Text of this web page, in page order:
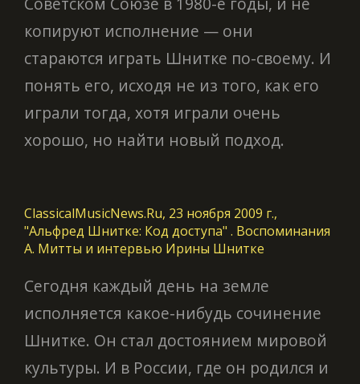
копируют исполнение — они
стараются играть Шнитке по-своему. И
понять его, исходя не из того, как его
играли тогда, хотя играли очень
хорошо, но найти новый подход.
ClassicalMusicNews.Ru, 23 ноября 2009 г.,
"Альфред Шнитке: Код доступа" . Воспоминания
А. Митты и интервью Ирины Шнитке
Сегодня каждый день на земле
исполняется какое-нибудь сочинение
Шнитке. Он стал достоянием мировой
культуры. И в России, где он родился и